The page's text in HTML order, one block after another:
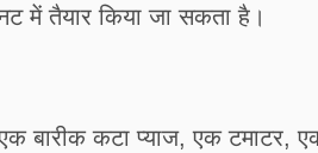
में तैयार किया जा सकता है।
कटा प्याज, एक टमाटर, एक